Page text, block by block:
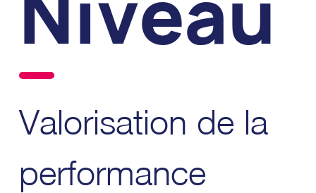
Valorisation de la
performance